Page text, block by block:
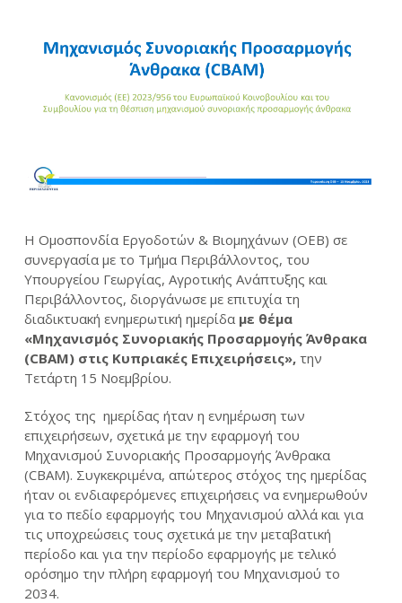
Η Ομοσπονδία Εργοδοτών & Βιομηχάνων (ΟΕΒ) σε
συνεργασία με το Τμήμα Περιβάλλοντος, του
Υπουργείου Γεωργίας, Αγροτικής Ανάπτυξης και
Περιβάλλοντος, διοργάνωσε με επιτυχία τη
διαδικτυακή ενημερωτική ημερίδα με θέμα
«Μηχανισμός Συνοριακής Προσαρμογής Άνθρακα
(CBAM) στις Κυπριακές Επιχειρήσεις», την
Τετάρτη 15 Νοεμβρίου.
Στόχος της ημερίδας ήταν η ενημέρωση των
επιχειρήσεων, σχετικά με την εφαρμογή του
Μηχανισμού Συνοριακής Προσαρμογής Άνθρακα
(CBAM). Συγκεκριμένα, απώτερος στόχος της ημερίδας
ήταν οι ενδιαφερόμενες επιχειρήσεις να ενημερωθούν
για το πεδίο εφαρμογής του Μηχανισμού αλλά και για
τις υποχρεώσεις τους σχετικά με την μεταβατική
περίοδο και για την περίοδο εφαρμογής με τελικό
ορόσημο την πλήρη εφαρμογή του Μηχανισμού το
2034.